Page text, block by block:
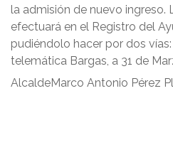
la admisión de nuevo ingreso.
efectuará en el Registro del
pudiéndolo hacer por dos
telemática Bargas, a 31 de
AlcaldeMarco Antonio Pérez